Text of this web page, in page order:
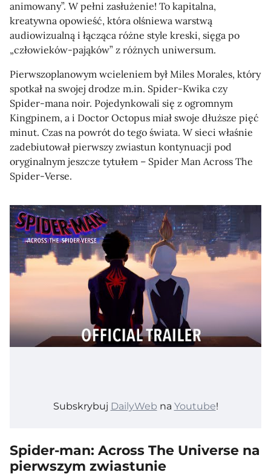
animowany”. W pełni zasłużenie! To kapitalna,
kreatywna opowieść, która olśniewa warstwą
audiowizualną i łącząca różne style kreski, sięga po
„człowieków-pająków” z różnych uniwersum.
Pierwszoplanowym wcieleniem był Miles Morales, który
spotkał na swojej drodze m.in. Spider-Kwika czy
Spider-mana noir. Pojedynkowali się z ogromnym
Kingpinem, a i Doctor Octopus miał swoje dłuższe pięć
minut. Czas na powrót do tego świata. W sieci właśnie
zadebiutował pierwszy zwiastun kontynuacji pod
oryginalnym jeszcze tytułem – Spider Man Across The
Spider-Verse.
Subskrybuj DailyWeb na Youtube!
Spider-man: Across The Universe na
pierwszym zwiastunie